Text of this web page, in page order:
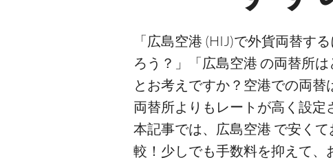
「広島空港 (HIJ)で外貨両替す
ろう？」「広島空港 の両替所は
とお考えですか？空港での両
両替所よりもレートが高く設定
本記事では、広島空港 で安く
較！少しでも手数料を抑えて、